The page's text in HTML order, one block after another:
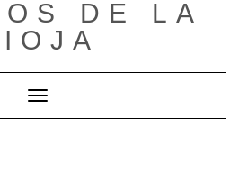
DE LA
Cambiar modo de navegación